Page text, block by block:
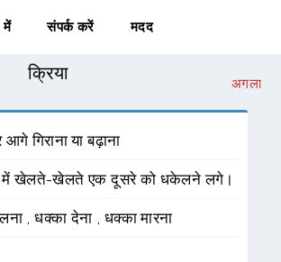
में संपर्क करें मदद
क्रिया
अगला
गिराना या बढ़ाना
खेलते-खेलते एक दूसरे को धकेलने लगे।
,धक्का देना , धक्का मारना